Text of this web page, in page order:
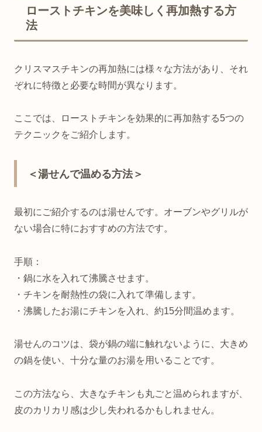
ローストチキンを美味しく再加熱する方
法
クリスマスチキンの再加熱には様々な方法があり、それ
ぞれに特徴と必要な時間が異なります。
ここでは、ローストチキンを効果的に再加熱する5つの
テクニックをご紹介します。
＜湯せんで温める方法＞
最初にご紹介するのは湯せんです。オーブンやグリルが
ない場合に特におすすめの方法です。
手順：
・鍋に水を入れて沸騰させます。
・チキンを耐熱性の袋に入れて準備します。
・沸騰したお湯にチキンを入れ、約15分間温めます。
湯せんのコツは、袋が鍋の端に触れないように、大きめ
の鍋を使い、十分な量のお湯を用いることです。
この方法なら、大きなチキンも丸ごと温められますが、
皮のカリカリ感は少し失われるかもしれません。